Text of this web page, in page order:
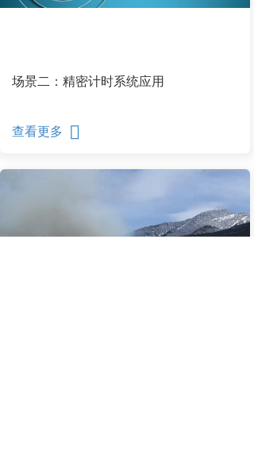
场景二：精密计时系统应用
查看更多